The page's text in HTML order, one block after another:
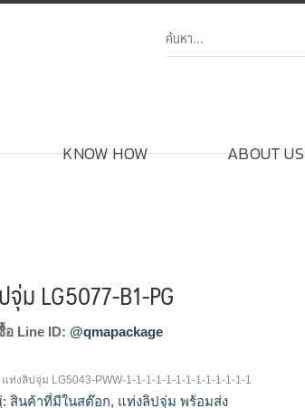
KNOW HOW ABOUT US
ม LG5077-B1-PG
อ Line ID: @qmapackage
แท่งลิปจุ่ม LG5043-PWW-1-1-1-1-1-1-1-1-1-1-1-1-1
สินค้าที่มีในสต๊อก, แท่งลิปจุ่ม พร้อมส่ง